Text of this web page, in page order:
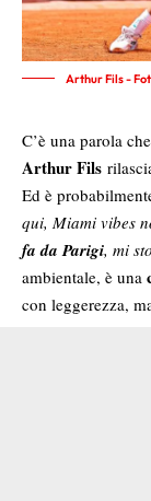
Arthur Fils -
C’è una parola
Arthur Fils
Ed è
qui, Miami vibes
fa da Parigi, mi
ambientale, è una
con leggerezza,